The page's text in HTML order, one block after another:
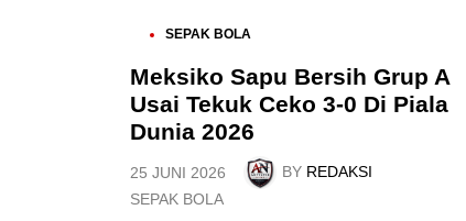
S
T
E
D
I
SEPAK BOLA
Meksiko Sapu Bersih Grup A
Usai Tekuk Ceko 3-0 Di Piala
Dunia 2026
25 JUNI 2026 BY REDAKSI
P
SEPAK BOLA